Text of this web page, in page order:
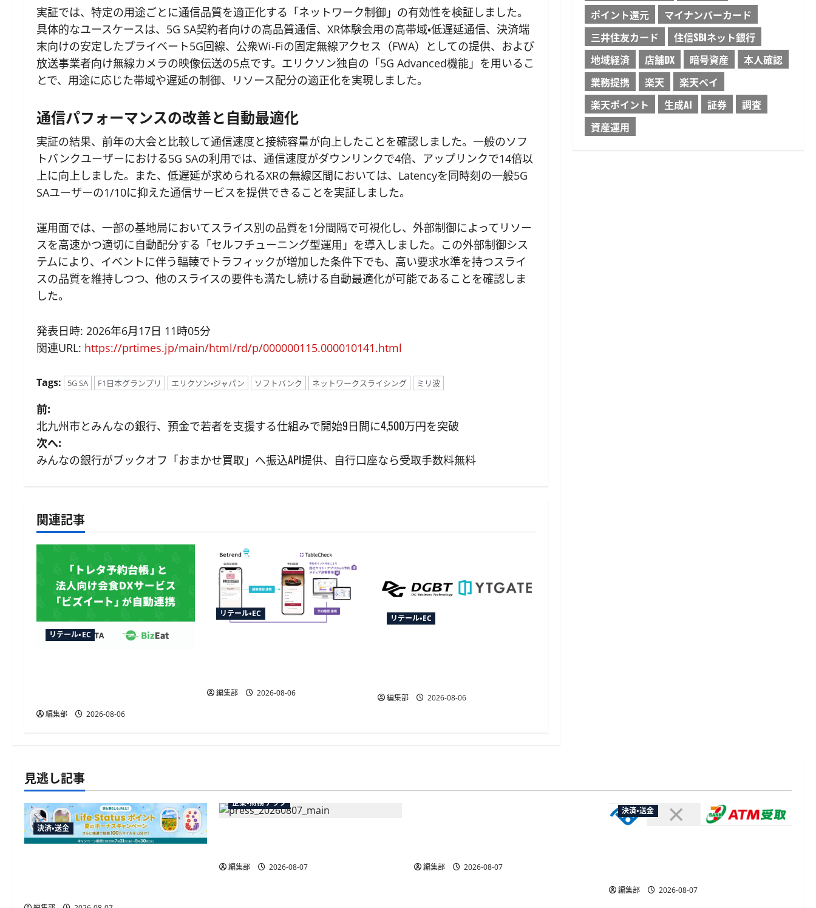
実証では、特定の用途ごとに通信品質を適正化する「ネットワーク制御」の有効性を検証しました。
具体的なユースケースは、5G SA契約者向けの高品質通信、XR体験会用の高帯域・低遅延通信、決済端
末向けの安定したプライベート5G回線、公衆Wi-Fiの固定無線アクセス（FWA）としての提供、および
放送事業者向け無線カメラの映像伝送の5点です。エリクソン独自の「5G Advanced機能」を用いるこ
とで、用途に応じた帯域や遅延の制御、リソース配分の適正化を実現しました。
通信パフォーマンスの改善と自動最適化
実証の結果、前年の大会と比較して通信速度と接続容量が向上したことを確認しました。一般のソフ
トバンクユーザーにおける5G SAの利用では、通信速度がダウンリンクで4倍、アップリンクで14倍以
上に向上しました。また、低遅延が求められるXRの無線区間においては、Latencyを同時刻の一般5G
SAユーザーの1/10に抑えた通信サービスを提供できることを実証しました。
運用面では、一部の基地局においてスライス別の品質を1分間隔で可視化し、外部制御によってリソー
スを高速かつ適切に自動配分する「セルフチューニング型運用」を導入しました。この外部制御シス
テムにより、イベントに伴う輻輳でトラフィックが増加した条件下でも、高い要求水準を持つスライ
スの品質を維持しつつ、他のスライスの要件も満たし続ける自動最適化が可能であることを確認しま
した。
発表日時: 2026年6月17日 11時05分
関連URL: https://prtimes.jp/main/html/rd/p/000000115.000010141.html
Tags: 5G SA F1日本グランプリ エリクソン・ジャパン ソフトバンク ネットワークスライシング ミリ波
投
稿
ナ
ゲ
ー
ン
前:
北九州市とみんなの銀行、預金で若者を支援する仕組みで開始9日間に4,500万円を突破
次へ:
みんなの銀行がブックオフ「おまかせ買取」へ振込API提供、自行口座なら受取手数料無料
関連記事
リテール・EC
編集部 2026-08-06
リテール・EC
編集部 2026-08-06
リテール・EC
編集部 2026-08-06
ポイント還元
マイナンバーカード
三井住友カード
住信SBIネット銀行
地域経済
店舗DX 暗号資産
本人確認
業務提携
楽天
楽天ペイ
楽天ポイント
生成AI 証券
調査
資産運用
見逃し記事
決済・送金
企業・財務テック
編集部 2026-08-07 編集部 2026-08-07
決済・送金
編集部 2026-08-07